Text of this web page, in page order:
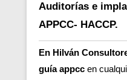
Auditorías e
APPCC- HACCP.
En Hilván
guía appcc en